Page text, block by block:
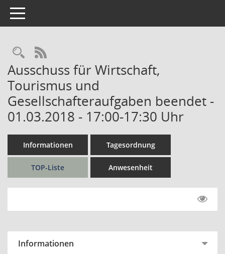
Toggle navigation
Rechercheauswahl
RSS-Feed
Ausschuss für Wirtschaft,
Tourismus und
Gesellschafteraufgaben beendet -
01.03.2018 - 17:00-17:30 Uhr
Informationen Tagesordnung
TOP-Liste Anwesenheit
Informationen